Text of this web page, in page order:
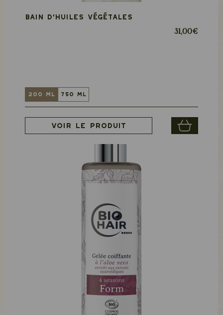
Bain d’huiles végétales
31,00 €
200 ml 750 ml
Voir le produit